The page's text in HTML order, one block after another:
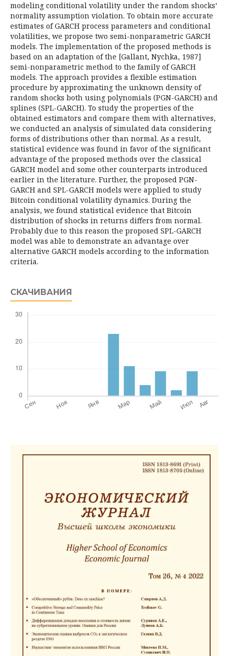
modeling conditional volatility under the random shocks’
normality assumption violation. To obtain more accurate
estimates of GARCH process parameters and conditional
volatilities, we propose two semi-nonparametric GARCH
models. The implementation of the proposed methods is
based on an adaptation of the [Gallant, Nychka, 1987]
semi-nonparametric method to the family of GARCH
models. The approach provides a flexible estimation
procedure by approximating the unknown density of
random shocks both using po­lynomials (PGN-GARCH) and
splines (SPL-GARCH). To study the properties of the
obtained estimators and compare them with alternatives,
we conducted an ana­lysis of simulated data considering
forms of distributions other than normal. As a result,
statistical evidence was found in favor of the significant
advantage of the proposed methods over the classical
GARCH model and some other counterparts introduced
earlier in the literature. Further, the proposed PGN-
GARCH and SPL-GARCH models were applied to study
Bitcoin conditional volatility dynamics. Du­ring the
analysis, we found statistical evidence that Bitcoin
distribution of shocks in returns differs from normal.
Probably due to this reason the proposed SPL-GARCH
model was able to demonstrate an advantage over
alternative GARCH models according to the information
criteria.
СКАЧИВАНИЯ